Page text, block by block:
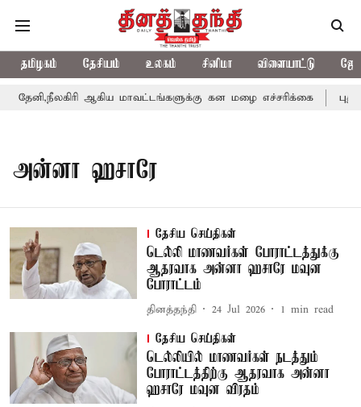
தமிழகம் தேசியம் உலகம் சினிமா விளையாட்டு
ஆகிய மாவட்டங்களுக்கு கன மழை எச்சரிக்கை
அன்னா ஹசாரே
தேசிய செய்திகள்
டெல்லி மாணவர்கள் போராட்டத்துக்கு
ஆதரவாக அன்னா ஹசாரே மவுன
போராட்டம்
தினத்தந்தி 24 Jul 2026 1 min read
தேசிய செய்திகள்
டெல்லியில் மாணவர்கள் நடத்தும்
போராட்டத்திற்கு ஆதரவாக அன்னா
ஹசாரே மவுன விரதம்